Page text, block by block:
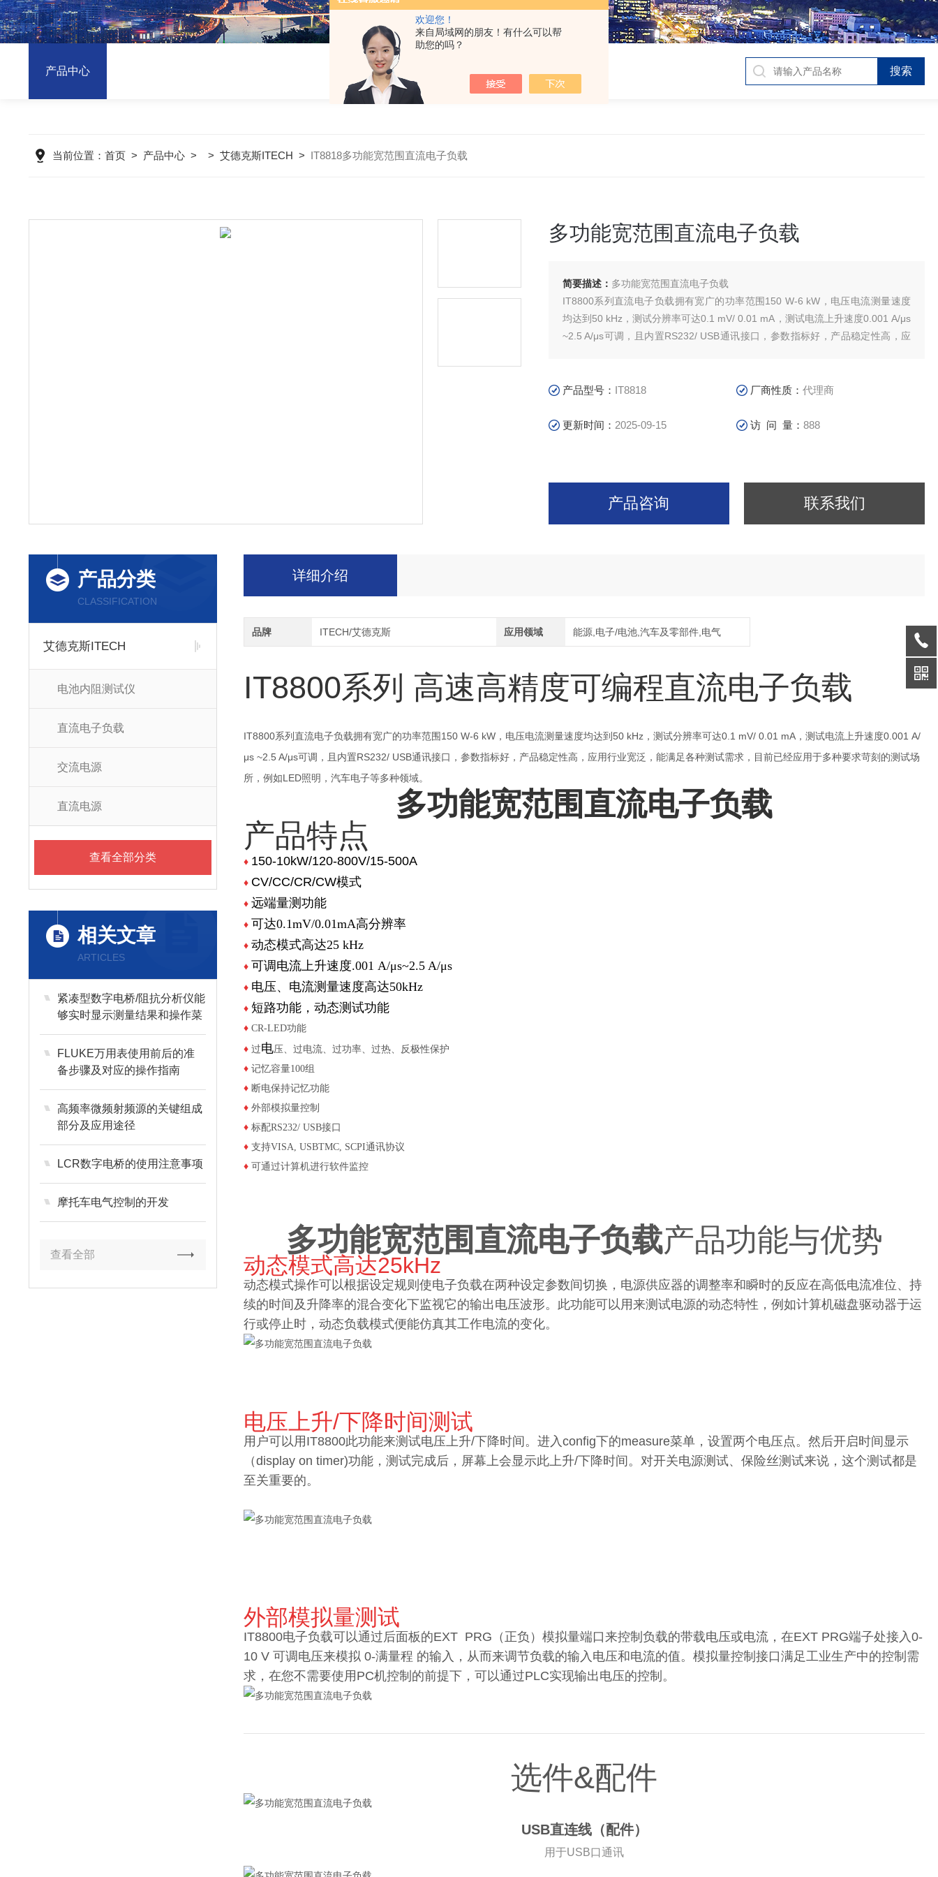
欢迎您！
来自局域网的朋友！有什么可以帮
助您的吗？
产品中心
当前位置： 首页> 产品中心> > 艾德克斯ITECH > IT8818多功能宽范围直流电子负载
多功能宽范围直流电子负载
简要描述： 多功能宽范围直流电子负载
IT8800系列直流电子负载拥有宽广的功率范围150 W-6 kW，电压电流测量速度
均达到50 kHz，测试分辨率可达0.1 mV/ 0.01 mA，测试电流上升速度0.001 A/μs
~2.5 A/μs可调，且内置RS232/ USB通讯接口，参数指标好，产品稳定性高，应
产品型号： IT8818 厂商性质：代理商
更新时间： 2025-09-15 访 问 量：888
产品咨询 联系我们
产品分类
CLASSIFICATION
艾德克斯ITECH
电池内阻测试仪
直流电子负载
交流电源
直流电源
查看全部分类
相关文章
ARTICLES
紧凑型数字电桥/阻抗分析仪能
够实时显示测量结果和操作菜
单
FLUKE万用表使用前后的准
备步骤及对应的操作指南
高频率微频射频源的关键组成
部分及应用途径
LCR数字电桥的使用注意事项
摩托车电气控制的开发
查看全部
详细介绍
品牌 ITECH/艾德克斯 应用领域 能源,电子/电池,汽车及零部件,电气
IT8800系列 高速高精度可编程直流电子负载
IT8800系列直流电子负载拥有宽广的功率范围150 W-6 kW，电压电流测量速度均达到50 kHz，测试分辨率可达0.1 mV/ 0.01 mA，测试电流上升速度0.001 A/
μs ~2.5 A/μs可调，且内置RS232/ USB通讯接口，参数指标好，产品稳定性高，应用行业宽泛，能满足各种测试需求，目前已经应用于多种要求苛刻的测试场
所，例如LED照明，汽车电子等多种领域。
多功能宽范围直流电子负载
产品特点
♦ 150-10kW/120-800V/15-500A
♦ CV/CC/CR/CW模式
♦ 远端量测功能
♦ 可达0.1mV/0.01mA高分辨率
♦ 动态模式高达25 kHz
♦ 可调电流上升速度.001 A/μs~2.5 A/μs
♦ 电压、电流测量速度高达50kHz
♦ 短路功能，动态测试功能
♦ CR-LED功能
♦ 过电压、过电流、过功率、过热、反极性保护
♦ 记忆容量100组
♦ 断电保持记忆功能
♦ 外部模拟量控制
♦ 标配RS232/ USB接口
♦ 支持VISA, USBTMC, SCPI通讯协议
♦ 可通过计算机进行软件监控
多功能宽范围直流电子负载产品功能与优势
动态模式高达25kHz
动态模式操作可以根据设定规则使电子负载在两种设定参数间切换，电源供应器的调整率和瞬时的反应在高低电流准位、持
续的时间及升降率的混合变化下监视它的输出电压波形。此功能可以用来测试电源的动态特性，例如计算机磁盘驱动器于运
行或停止时，动态负载模式便能仿真其工作电流的变化。
电压上升/下降时间测试
用户可以用IT8800此功能来测试电压上升/下降时间。进入config下的measure菜单，设置两个电压点。然后开启时间显示
（display on timer)功能，测试完成后，屏幕上会显示此上升/下降时间。对开关电源测试、保险丝测试来说，这个测试都是
至关重要的。
外部模拟量测试
IT8800电子负载可以通过后面板的EXT PRG（正负）模拟量端口来控制负载的带载电压或电流，在EXT PRG端子处接入0-
10 V 可调电压来模拟 0-满量程 的输入，从而来调节负载的输入电压和电流的值。模拟量控制接口满足工业生产中的控制需
求，在您不需要使用PC机控制的前提下，可以通过PLC实现输出电压的控制。
选件&配件
USB直连线（配件）
用于USB口通讯